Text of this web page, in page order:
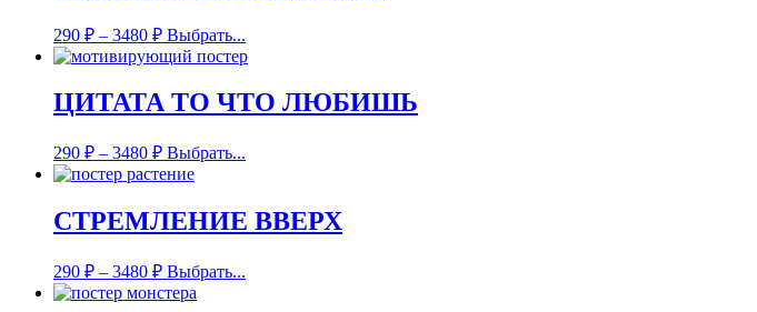
290 ₽ – 3480 ₽ Выбрать...
ЦИТАТА ТО ЧТО ЛЮБИШЬ
290 ₽ – 3480 ₽ Выбрать...
СТРЕМЛЕНИЕ ВВЕРХ
290 ₽ – 3480 ₽ Выбрать...